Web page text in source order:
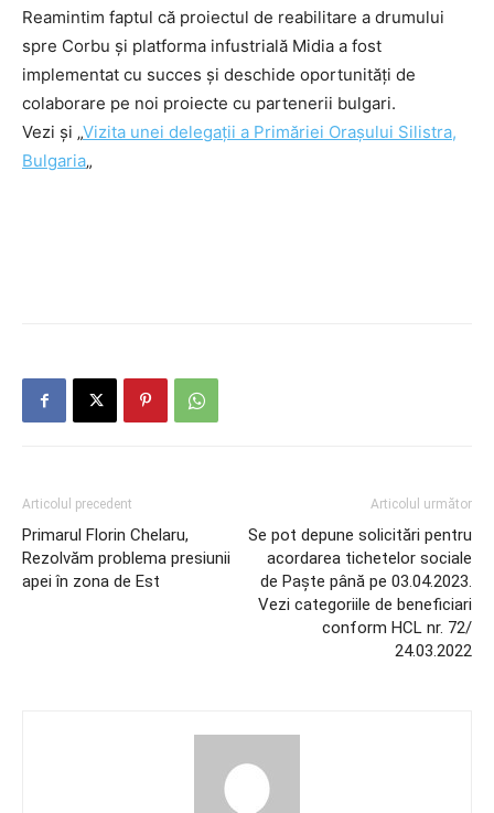
Reamintim faptul că proiectul de reabilitare a drumului
spre Corbu și platforma infustrială Midia a fost
implementat cu succes și deschide oportunități de
colaborare pe noi proiecte cu partenerii bulgari.
Vezi și „Vizita unei delegații a Primăriei Orașului Silistra,
Bulgaria„
Articolul precedent
Primarul Florin Chelaru,
Rezolvăm problema presiunii
apei în zona de Est
Articolul următor
Se pot depune solicitări pentru
acordarea tichetelor sociale
de Paște până pe 03.04.2023.
Vezi categoriile de beneficiari
conform HCL nr. 72/
24.03.2022